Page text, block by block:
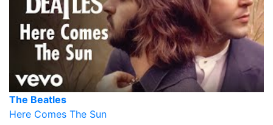
The Beatles
Here Comes The Sun